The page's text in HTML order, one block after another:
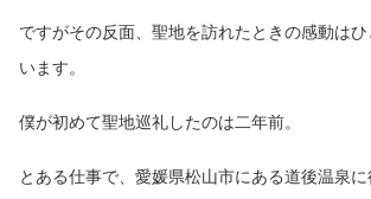
ですがその反面、聖地を訪れたときの感動は
います。
僕が初めて聖地巡礼したのは二年前。
とある仕事で、愛媛県松山市にある道後温泉に